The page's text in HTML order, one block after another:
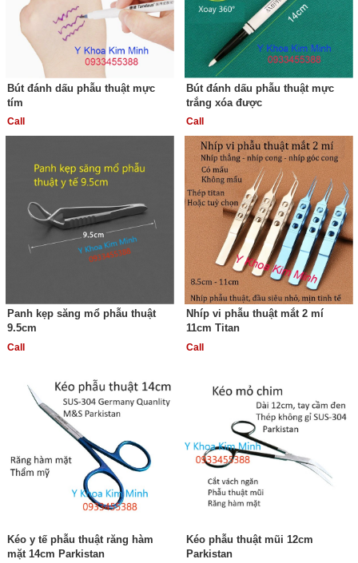
Bút đánh dấu phẫu thuật mực
tím
Call
Bút đánh dấu phẫu thuật mực
trắng xóa được
Call
Panh kẹp săng mổ phẫu thuật
9.5cm
Call
Nhíp vi phẫu thuật mắt 2 mí
11cm Titan
Call
Kéo y tế phẫu thuật răng hàm
mặt 14cm Parkistan
Kéo phẫu thuật mũi 12cm
Parkistan